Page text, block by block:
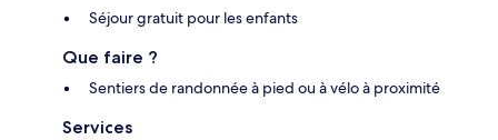
Séjour gratuit pour les enfants
Que faire ?
Sentiers de randonnée à pied ou à vélo à proximité
Services